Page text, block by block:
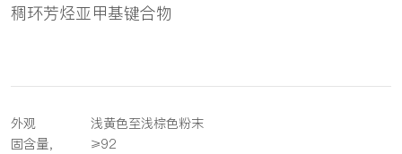
稠环芳烃亚甲基键合物
外观
浅黄色至浅棕色粉末
固含量，
≥92